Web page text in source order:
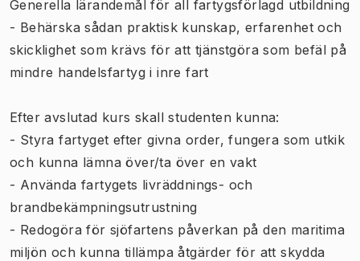
Generella lärandemål för all fartygsförlagd utbildning
- Behärska sådan praktisk kunskap, erfarenhet och
skicklighet som krävs för att tjänstgöra som befäl på
mindre handelsfartyg i inre fart
Efter avslutad kurs skall studenten kunna:
- Styra fartyget efter givna order, fungera som utkik
och kunna lämna över/ta över en vakt
- Använda fartygets livräddnings- och
brandbekämpningsutrustning
- Redogöra för sjöfartens påverkan på den maritima
miljön och kunna tillämpa åtgärder för att skydda